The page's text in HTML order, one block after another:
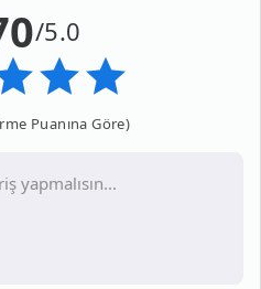
/5.0
Puanına Göre)